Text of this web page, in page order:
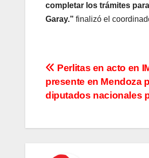
completar los trámites
Garay.” finalizó el
N
a
e
Perlitas en acto en
presente en Mendoza
diputados nacionales